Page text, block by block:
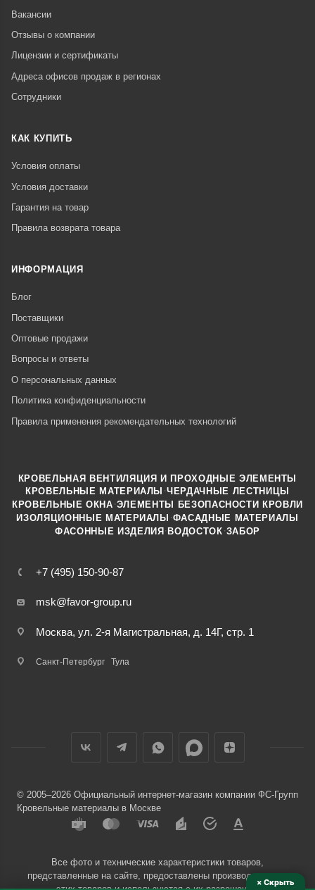
Вакансии
Отзывы о компании
Лицензии и сертификаты
Адреса офисов продаж в регионах
Сотрудники
КАК КУПИТЬ
Условия оплаты
Условия доставки
Гарантия на товар
Правила возврата товара
ИНФОРМАЦИЯ
Блог
Поставщики
Оптовые продажи
Вопросы и ответы
О персональных данных
Политика конфиденциальности
Правила применения рекомендательных технологий
+7 (495) 150-90-87
msk@favor-group.ru
Москва, ул. 2-я Магистральная, д. 14Г, стр. 1
Санкт-Петербург Тула
КРОВЕЛЬНАЯ ВЕНТИЛЯЦИЯ И ПРОХОДНЫЕ ЭЛЕМЕНТЫ
КРОВЕЛЬНЫЕ МАТЕРИАЛЫ ·ЧЕРДАЧНЫЕ ЛЕСТНИЦЫ
КРОВЕЛЬНЫЕ ОКНА ·ЭЛЕМЕНТЫ БЕЗОПАСНОСТИ КРОВЛИ
ИЗОЛЯЦИОННЫЕ МАТЕРИАЛЫ ·ФАСАДНЫЕ МАТЕРИАЛЫ
ФАСОННЫЕ ИЗДЕЛИЯ·ВОДОСТОК ·ЗАБОР
© 2005–2026 Официальный интернет-магазин компании ФС-Групп
Кровельные материалы в Москве
Все фото и технические характеристики товаров,
представленные на сайте, предоставлены производителями
× Скрыть